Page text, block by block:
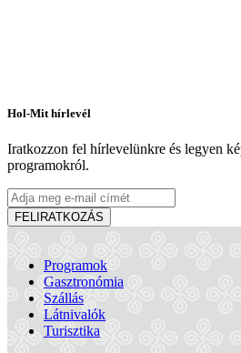
Hol-Mit hírlevél
Iratkozzon fel hírlevelünkre és legyen
programokról.
FELIRATKOZÁS
Programok
Gasztronómia
Szállás
Látnivalók
Turisztika